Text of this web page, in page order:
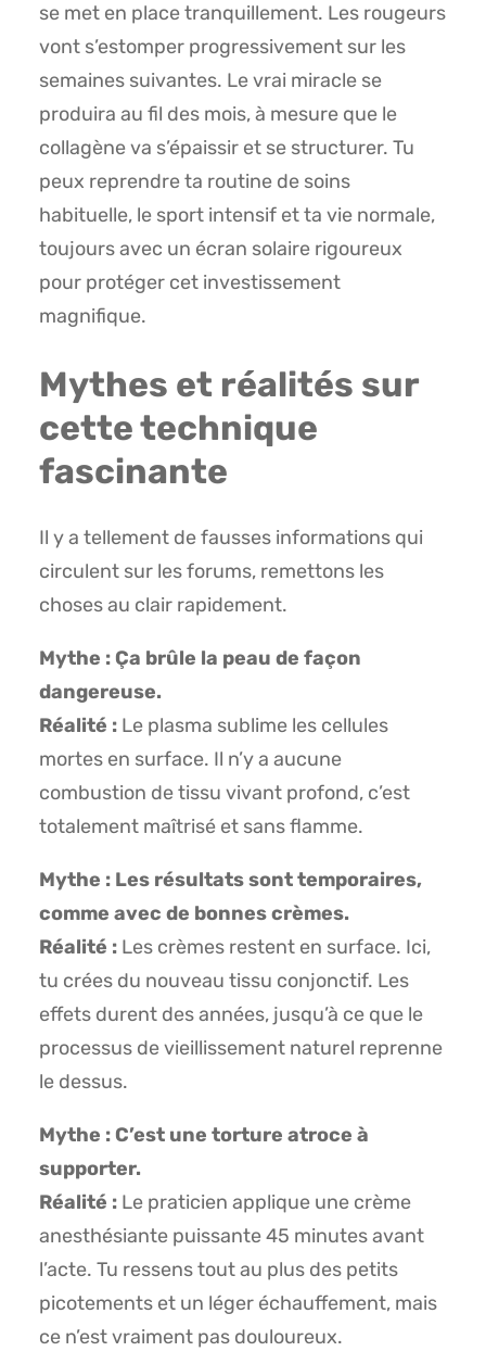
se met en place tranquillement. Les rougeurs
vont s’estomper progressivement sur les
semaines suivantes. Le vrai miracle se
produira au fil des mois, à mesure que le
collagène va s’épaissir et se structurer. Tu
peux reprendre ta routine de soins
habituelle, le sport intensif et ta vie normale,
toujours avec un écran solaire rigoureux
pour protéger cet investissement
magnifique.
Mythes et réalités sur
cette technique
fascinante
Il y a tellement de fausses informations qui
circulent sur les forums, remettons les
choses au clair rapidement.
Mythe : Ça brûle la peau de façon
dangereuse.
Réalité : Le plasma sublime les cellules
mortes en surface. Il n’y a aucune
combustion de tissu vivant profond, c’est
totalement maîtrisé et sans flamme.
Mythe : Les résultats sont temporaires,
comme avec de bonnes crèmes.
Réalité : Les crèmes restent en surface. Ici,
tu crées du nouveau tissu conjonctif. Les
effets durent des années, jusqu’à ce que le
processus de vieillissement naturel reprenne
le dessus.
Mythe : C’est une torture atroce à
supporter.
Réalité : Le praticien applique une crème
anesthésiante puissante 45 minutes avant
l’acte. Tu ressens tout au plus des petits
picotements et un léger échauffement, mais
ce n’est vraiment pas douloureux.